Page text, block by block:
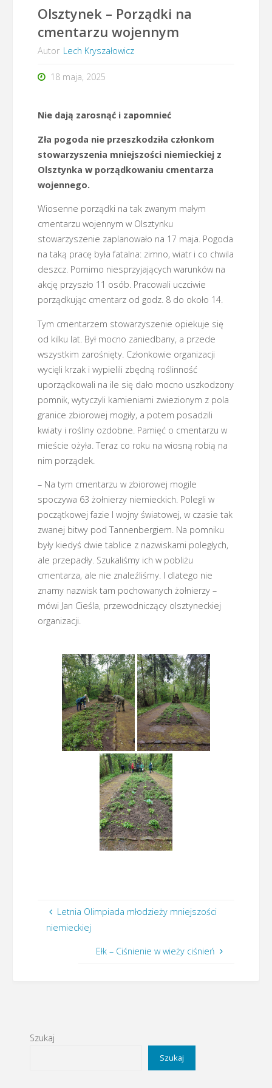
Olsztynek – Porządki na
cmentarzu wojennym
Autor Lech Kryszałowicz
18 maja, 2025
Nie dają zarosnąć i zapomnieć
Zła pogoda nie przeszkodziła członkom
stowarzyszenia mniejszości niemieckiej z
Olsztynka w porządkowaniu cmentarza
wojennego.
Wiosenne porządki na tak zwanym małym
cmentarzu wojennym w Olsztynku
stowarzyszenie zaplanowało na 17 maja. Pogoda
na taką pracę była fatalna: zimno, wiatr i co chwila
deszcz. Pomimo niesprzyjających warunków na
akcję przyszło 11 osób. Pracowali uczciwie
porządkując cmentarz od godz. 8 do około 14.
Tym cmentarzem stowarzyszenie opiekuje się
od kilku lat. Był mocno zaniedbany, a przede
wszystkim zarośnięty. Członkowie organizacji
wycięli krzak i wypielili zbędną roślinność
uporządkowali na ile się dało mocno uszkodzony
pomnik, wytyczyli kamieniami zwiezionym z pola
granice zbiorowej mogiły, a potem posadzili
kwiaty i rośliny ozdobne. Pamięć o cmentarzu w
mieście ożyła. Teraz co roku na wiosną robią na
nim porządek.
– Na tym cmentarzu w zbiorowej mogile
spoczywa 63 żołnierzy niemieckich. Polegli w
początkowej fazie I wojny światowej, w czasie tak
zwanej bitwy pod Tannenbergiem. Na pomniku
były kiedyś dwie tablice z nazwiskami poległych,
ale przepadły. Szukaliśmy ich w pobliżu
cmentarza, ale nie znaleźliśmy. I dlatego nie
znamy nazwisk tam pochowanych żołnierzy –
mówi Jan Cieśla, przewodniczący olsztyneckiej
organizacji.
Letnia Olimpiada młodzieży mniejszości
niemieckiej
Ełk – Ciśnienie w wieży ciśnień
Szukaj
Szukaj